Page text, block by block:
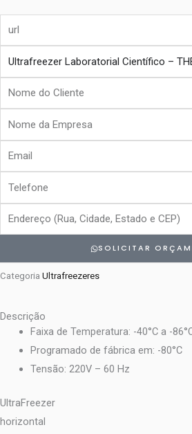
Nome
Cliente
Empresa
Email
Endereço
SOLICITAR
Categoria Ultrafreezeres
Descrição
Faixa de Temperatura: -40°C a -
Programado de fábrica em: -80°C
Tensão: 220V – 60 Hz
UltraFreezer
horizontal